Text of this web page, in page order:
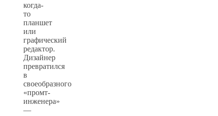
когда-
то
планшет
или
графический
редактор.
Дизайнер
превратился
в
своеобразного
«промт-
инженера»
—